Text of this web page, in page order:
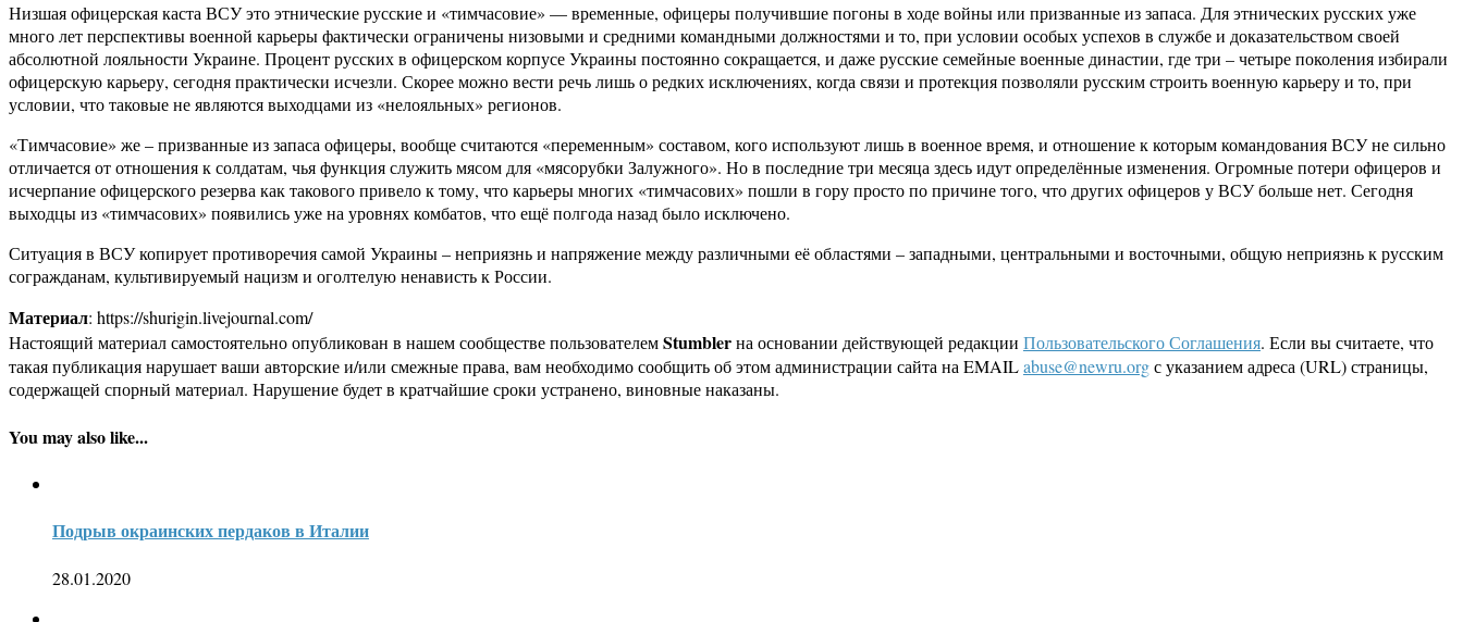
Низшая офицерская каста ВСУ это этнические русские и «тимчасовие» — временные, офицеры получившие погоны в ходе войны или призванные из запаса. Для этнических русских уже
много лет перспективы военной карьеры фактически ограничены низовыми и средними командными должностями и то, при условии особых успехов в службе и доказательством своей
абсолютной лояльности Украине. Процент русских в офицерском корпусе Украины постоянно сокращается, и даже русские семейные военные династии, где три – четыре поколения избирали
офицерскую карьеру, сегодня практически исчезли. Скорее можно вести речь лишь о редких исключениях, когда связи и протекция позволяли русским строить военную карьеру и то, при
условии, что таковые не являются выходцами из «нелояльных» регионов.
«Тимчасовие» же – призванные из запаса офицеры, вообще считаются «переменным» составом, кого используют лишь в военное время, и отношение к которым командования ВСУ не сильно
отличается от отношения к солдатам, чья функция служить мясом для «мясорубки Залужного». Но в последние три месяца здесь идут определённые изменения. Огромные потери офицеров и
исчерпание офицерского резерва как такового привело к тому, что карьеры многих «тимчасових» пошли в гору просто по причине того, что других офицеров у ВСУ больше нет. Сегодня
выходцы из «тимчасових» появились уже на уровнях комбатов, что ещё полгода назад было исключено.
Ситуация в ВСУ копирует противоречия самой Украины – неприязнь и напряжение между различными её областями – западными, центральными и восточными, общую неприязнь к русским
согражданам, культивируемый нацизм и оголтелую ненависть к России.
Материал: https://shurigin.livejournal.com/
Настоящий материал самостоятельно опубликован в нашем сообществе пользователемStumblerна основании действующей редакции Пользовательского Соглашения. Если вы считаете, что
такая публикация нарушает ваши авторские и/или смежные права, вам необходимо сообщить об этом администрации сайта на EMAILabuse@newru.orgс указанием адреса (URL) страницы,
содержащей спорный материал. Нарушение будет в кратчайшие сроки устранено, виновные наказаны.
You may also like...
Подрыв окраинских пердаков в Италии
28.01.2020